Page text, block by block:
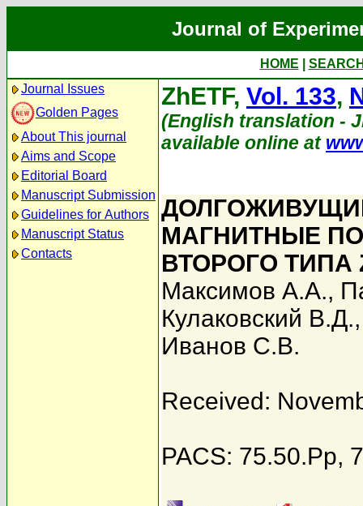
Journal of
HOME
Journal Issues
Golden Pages
About This journal
Aims and Scope
Editorial Board
Manuscript Submission
Guidelines for Authors
Manuscript Status
Contacts
ZhETF, Vol. 133,
(English translation -
available online at
МАГНИТНЫЕ
ВТОРОГО ТИПА
Максимов А.А.,
Кулаковский В.Д.
Иванов С.В.
Received:
PACS: 75.50.Pp,